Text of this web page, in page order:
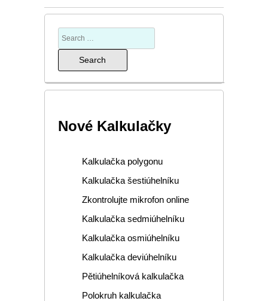
Nové Kalkulačky
Kalkulačka polygonu
Kalkulačka šestiúhelníku
Zkontrolujte mikrofon online
Kalkulačka sedmiúhelníku
Kalkulačka osmiúhelníku
Kalkulačka deviúhelníku
Pětiúhelníková kalkulačka
Polokruh kalkulačka